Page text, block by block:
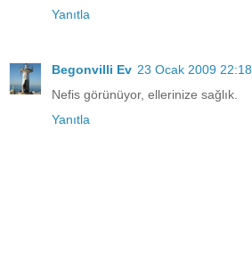
Yanıtla
Begonvilli Ev 23 Ocak 2009 22:18
Nefis görünüyor, ellerinize sağlık.
Yanıtla